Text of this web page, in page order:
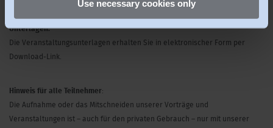
Use necessary cookies only
Unterlagen:
Die Veranstaltungsunterlagen erhalten Sie in elektronischer Form per
Download-Link.
Hinweis für alle Teilnehmer:
Die Aufnahme oder das Mitschneiden unserer Vorträge und
Veranstaltungen ist – auch für den privaten Gebrauch – nur mit unserer